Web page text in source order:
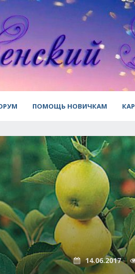
ПОМОЩЬ НОВИЧКАМ
14.06.2017